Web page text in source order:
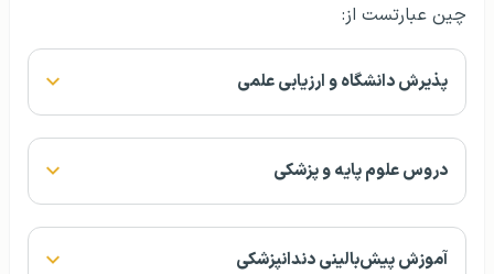
چین عبارتست از:
پذیرش دانشگاه و ارزیابی علمی
دروس علوم پایه و پزشکی
آموزش پیش‌بالینی دندانپزشکی